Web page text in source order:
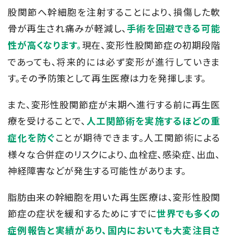
股関節へ幹細胞を注射することにより、損傷した軟
骨が再生され痛みが軽減し、手術を回避できる可能
性が高くなります。現在、変形性股関節症の初期段階
であっても、将来的には必ず変形が進行していきま
す。その予防策として再生医療は力を発揮します。
また、変形性股関節症が末期へ進行する前に再生医
療を受けることで、 人工関節術を実施するほどの重
症化を防ぐことが期待できます。人工関節術による
様々な合併症のリスクにより、血栓症、感染症、出血、
神経障害などが発生する可能性があります。
脂肪由来の幹細胞を用いた再生医療は、変形性股関
節症の症状を緩和するためにすでに世界でも多くの
症例報告と実績があり、国内においても大変注目さ